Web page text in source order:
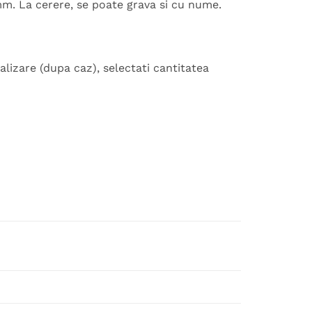
La cerere, se poate grava si cu nume.
(dupa caz), selectati cantitatea